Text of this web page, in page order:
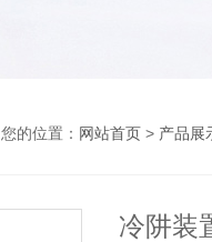
您的位置： 网站首页 > 产品展
冷阱装